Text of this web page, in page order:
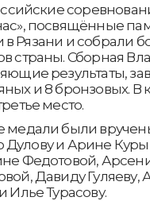
посвящённые
Рязани и собрали
страны. Сборная
результаты,
и 8 бронзовых.
место.
медали были
и Арине
Федотовой,
Давиду
Илье Турасову.